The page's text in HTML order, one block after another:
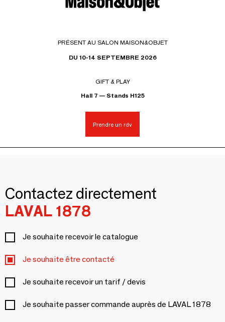
PRÉSENT AU SALON MAISON&OBJET
DU 10-14 SEPTEMBRE 2026
GIFT & PLAY
Hall 7 — Stands H125
Prendre un rdv
Contactez directement
LAVAL 1878
Je souhaite recevoir le catalogue
Je souhaite être contacté
Je souhaite recevoir un tarif / devis
Je souhaite passer commande auprès de LAVAL 1878